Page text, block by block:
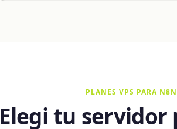
PLANES VPS PARA N8N
Elegi tu servidor